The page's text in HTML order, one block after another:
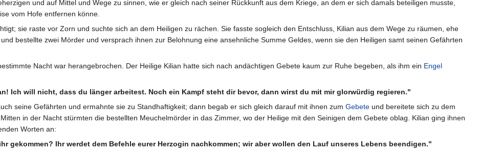
und auf Mittel und Wege zu sinnen, wie er gleich nach seiner Rückkunft aus dem Kriege, an dem er sich damals beteiligen musste,
vom Hofe entfernen könne.
sie raste vor Zorn und suchte sich an dem Heiligen zu rächen. Sie fasste sogleich den Entschluss, Kilian aus dem Wege zu räumen, ehe
bestellte zwei Mörder und versprach ihnen zur Belohnung eine ansehnliche Summe Geldes, wenn sie den Heiligen samt seinen Gefährten
Nacht war herangebrochen. Der Heilige Kilian hatte sich nach andächtigen Gebete kaum zur Ruhe begeben, als ihm ein Engel
Ich will nicht, dass du länger arbeitest. Noch ein Kampf steht dir bevor, dann wirst du mit mir glorwürdig regieren."
seine Gefährten und ermahnte sie zu Standhaftigkeit; dann begab er sich gleich darauf mit ihnen zum Gebete und bereitete sich zu dem
in der Nacht stürmten die bestellten Meuchelmörder in das Zimmer, wo der Heilige mit den Seinigen dem Gebete oblag. Kilian ging ihnen
Worten an:
gekommen? Ihr werdet dem Befehle eurer Herzogin nachkommen; wir aber wollen den Lauf unseres Lebens beendigen."